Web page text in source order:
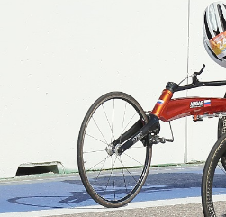
Версия для
Sport Wheelchair Half